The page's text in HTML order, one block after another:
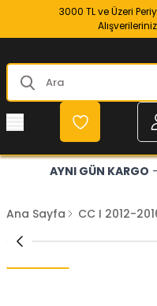
3000 TL ve Üzeri
AYNI GÜN KARGO
Ana Sayfa CC I 2012-